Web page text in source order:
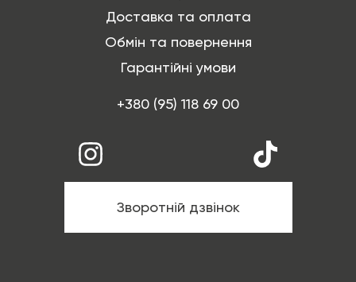
Доставка та оплата
Обмін та повернення
Гарантійні умови
+380 (95) 118 69 00
Зворотній дзвінок